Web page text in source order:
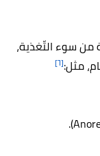
من سوء التّغذية،
مثل:[٦]